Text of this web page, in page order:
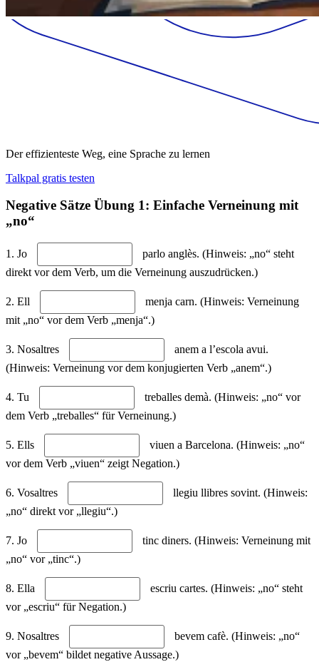
Der effizienteste Weg, eine Sprache zu lernen
Talkpal gratis testen
Negative Sätze Übung 1: Einfache Verneinung mit
„no“
1. Jo
parlo anglès. (Hinweis: „no“ steht
direkt vor dem Verb, um die Verneinung auszudrücken.)
2. Ell
menja carn. (Hinweis: Verneinung
mit „no“ vor dem Verb „menja“.)
3. Nosaltres
anem a l’escola avui.
(Hinweis: Verneinung vor dem konjugierten Verb „anem“.)
4. Tu
treballes demà. (Hinweis: „no“ vor
dem Verb „treballes“ für Verneinung.)
5. Ells
viuen a Barcelona. (Hinweis: „no“
vor dem Verb „viuen“ zeigt Negation.)
6. Vosaltres
llegiu llibres sovint. (Hinweis:
„no“ direkt vor „llegiu“.)
7. Jo
tinc diners. (Hinweis: Verneinung mit
„no“ vor „tinc“.)
8. Ella
escriu cartes. (Hinweis: „no“ steht
vor „escriu“ für Negation.)
9. Nosaltres
bevem cafè. (Hinweis: „no“
vor „bevem“ bildet negative Aussage.)